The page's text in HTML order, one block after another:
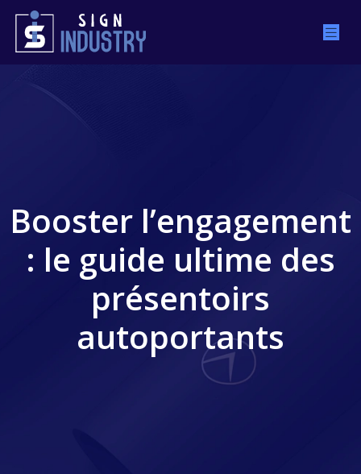
Booster l’engagement
: le guide ultime des
présentoirs
autoportants